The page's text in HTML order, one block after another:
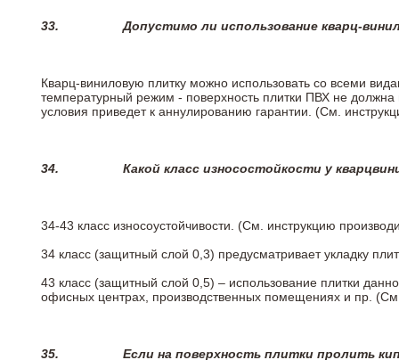
33.Допустимо ли использование кварц-
Кварц-виниловую плитку можно использовать со всеми
температурный режим - поверхность плитки ПВХ не
условия приведет к аннулированию гарантии. (См.
34. Какой класс износостойкости у
34-43 класс износоустойчивости. (См. инструкцию
34 класс (защитный слой 0,3) предусматривает укладку
43 класс (защитный слой 0,5) – использование плитки
офисных центрах, производственных помещениях и пр.
35. Если на поверхность плитки пролить